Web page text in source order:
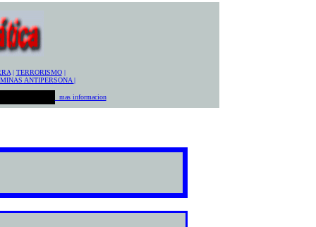
| TERRORISMO|
ANTIPERSONA |
mas informacion